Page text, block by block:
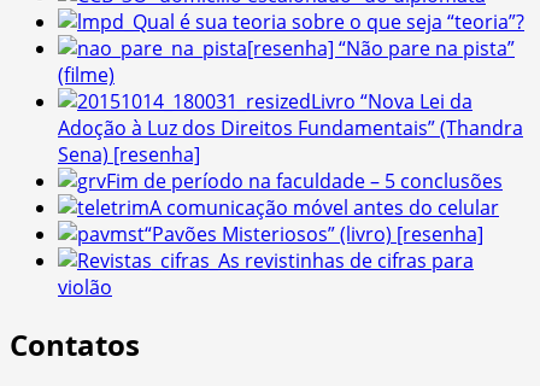
Qual é sua teoria sobre o que seja “teoria”?
[resenha] “Não pare na pista”
(filme)
Livro “Nova Lei da
Adoção à Luz dos Direitos Fundamentais” (Thandra
Sena) [resenha]
Fim de período na faculdade – 5 conclusões
A comunicação móvel antes do celular
“Pavões Misteriosos” (livro) [resenha]
As revistinhas de cifras para
violão
Contatos